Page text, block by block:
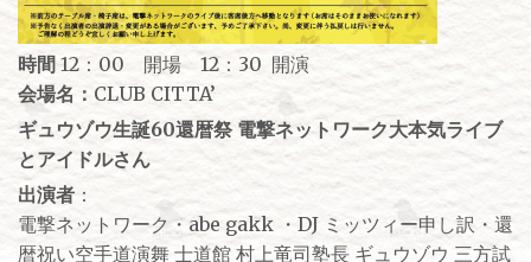
時間12：00 開場 12：30 開演
会場名： CLUB CITTA’
ギュウゾウ生誕60還暦祭 電撃ネットワーク大本気ライブ
とアイドルさん
出演者 ：
電撃ネットワーク・abe gakk ・DJ ミッツィー申し訳・還
暦祝い空手道演舞 士道館 村上竜司塾長 ギュウゾウ 三方試